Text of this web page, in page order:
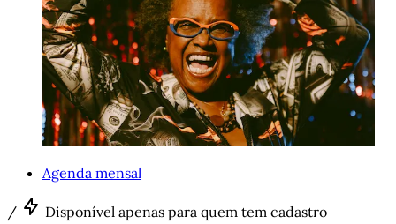
Agenda mensal
/ Disponível apenas para quem tem cadastro